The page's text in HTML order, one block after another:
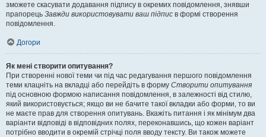
зможете скасувати додавання підпису в окремих повідомлення, знявши
прапорець Завжди використовувати ваш підпис в формі створення
повідомлення.
Догори
Як мені створити опитування?
При створенні нової теми чи під час редагування першого повідомлення
теми клацніть на вкладці або перейдіть в форму Створити опитування
під основною формою написання повідомлення, в залежності від стилю,
який використовується; якщо ви не бачите такої вкладки або форми, то ви
не маєте прав для створення опитувань. Вкажіть питання і як мінімум два
варіанти відповіді в відповідних полях, переконавшись, що кожен варіант
потрібно вводити в окремій стрічці поля вводу тексту. Ви також можете